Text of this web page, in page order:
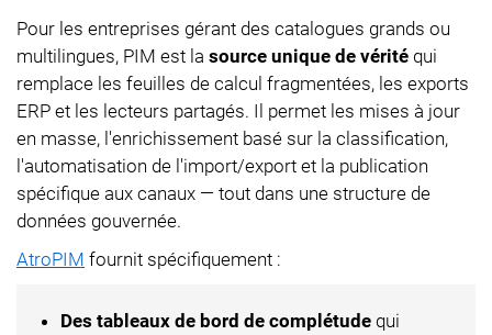
Pour les entreprises gérant des catalogues grands ou
multilingues, PIM est la source unique de vérité qui
remplace les feuilles de calcul fragmentées, les exports
ERP et les lecteurs partagés. Il permet les mises à jour
en masse, l'enrichissement basé sur la classification,
l'automatisation de l'import/export et la publication
spécifique aux canaux — tout dans une structure de
données gouvernée.
AtroPIM fournit spécifiquement :
Des tableaux de bord de complétude qui